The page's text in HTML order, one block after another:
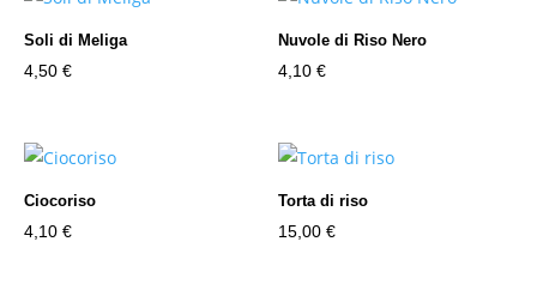
Soli di Meliga
4,50 €
Nuvole di Riso Nero
4,10€
Ciocoriso
4,10 €
Torta di riso
15,00€